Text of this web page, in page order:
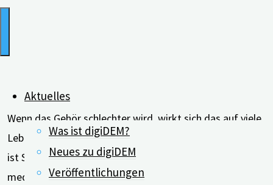
Aktuelles
Was ist digiDEM?
Neues zu digiDEM
Veröffentlichungen
Wenn das Gehör schlechter wird, wirkt sich das auf viele
Lebensbereiche der Betroffenen aus. Im mittleren Alter
ist Schwerhörigkeit einem aktuellen Bericht der
medizinischen Fachzeitschrift „The Lancet“ zufolge